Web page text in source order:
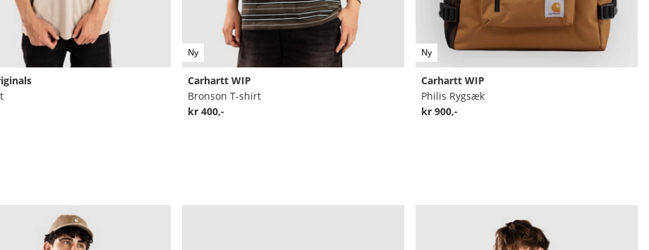
Ny
Carhartt WIP
Bronson T-shirt
kr 400,-
Ny
Carhartt WIP
Philis Rygsæk
kr 900,-